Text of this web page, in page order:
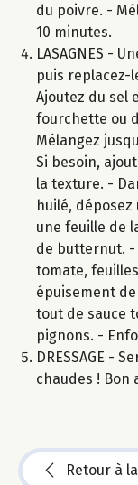
du poivre. -
10 minutes.
LASAGNES -
puis replacez-
Ajoutez du sel
fourchette ou
Mélangez
Si besoin,
la texture. -
huilé,
une feuille de
de butternut. -
tomate,
épuisement
tout de sauce
pignons. -
DRESSAGE -
chaudes ! Bon
Retour à